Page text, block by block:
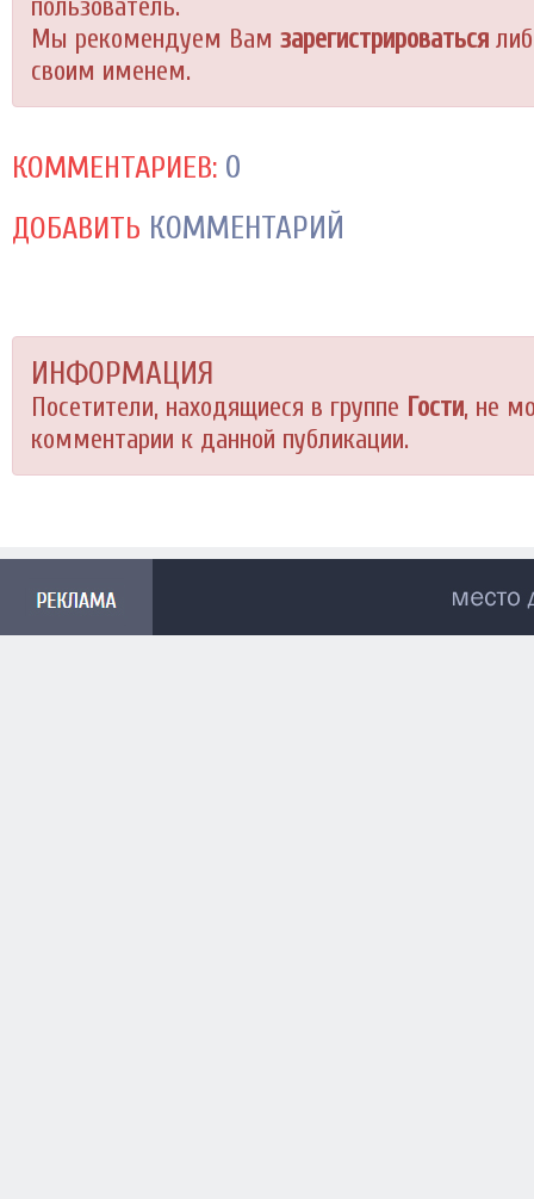
пользователь.
Мы рекомендуем Вам зарегистрироваться
своим именем.
КОММЕНТАРИЕВ: 0
ДОБАВИТЬ КОММЕНТАРИЙ
ИНФОРМАЦИЯ
Посетители, находящиеся в группе Гости, не
комментарии к данной публикации.